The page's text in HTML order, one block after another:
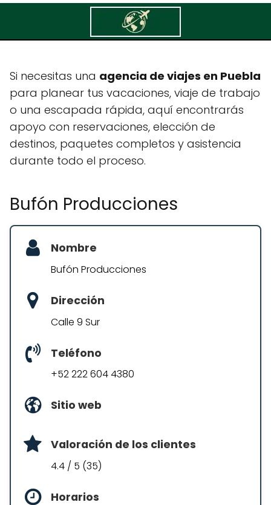
Bufón Producciones
Si necesitas una agencia de viajes en Puebla
para planear tus vacaciones, viaje de trabajo
o una escapada rápida, aquí encontrarás
apoyo con reservaciones, elección de
destinos, paquetes completos y asistencia
durante todo el proceso.
Bufón Producciones
Nombre
Bufón Producciones
Dirección
Calle 9 Sur
Teléfono
+52 222 604 4380
Sitio web
Valoración de los clientes
4.4 / 5 (35)
Horarios